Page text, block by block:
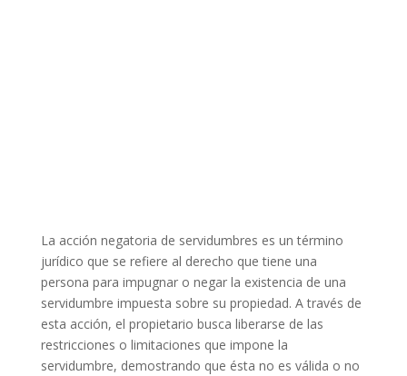
La acción negatoria de servidumbres es un término
jurídico que se refiere al derecho que tiene una
persona para impugnar o negar la existencia de una
servidumbre impuesta sobre su propiedad. A través de
esta acción, el propietario busca liberarse de las
restricciones o limitaciones que impone la
servidumbre, demostrando que ésta no es válida o no